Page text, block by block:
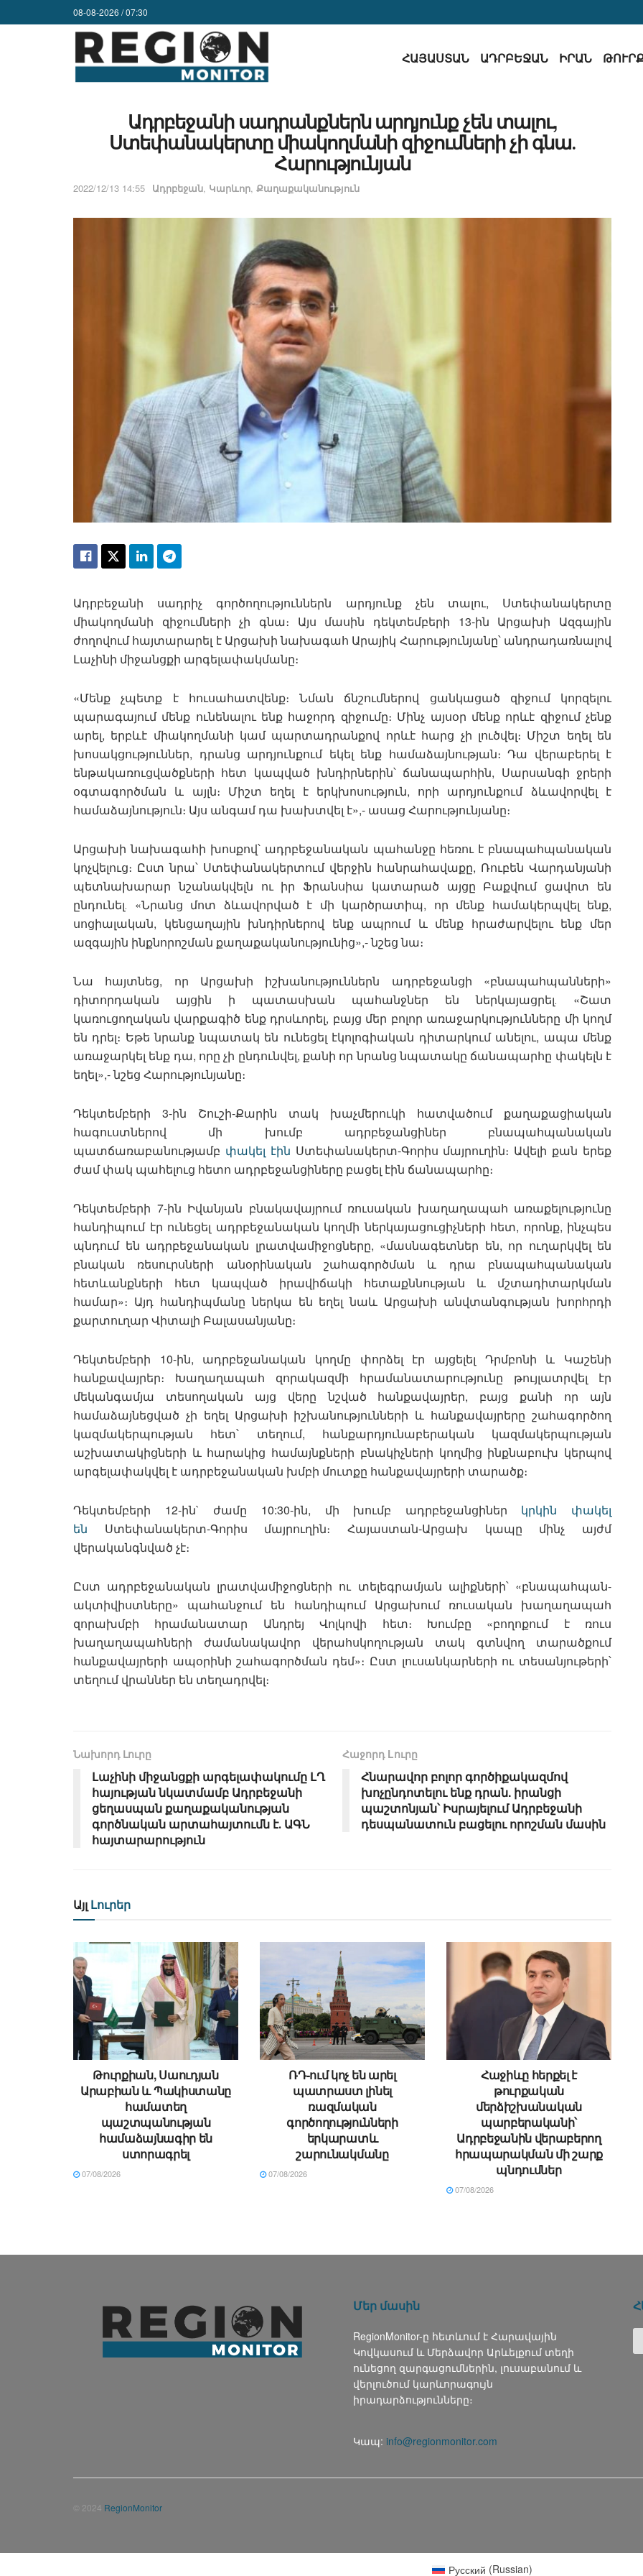
08-08-2026 / 07:30
ՀԱՅԱՍՏԱՆ ԱԴՐԲԵՋԱՆ ԻՐԱՆ
Ադրբեջանի սադրանքներն արդյունք չեն տալու,
Ստեփանակերտը միակողմանի զիջումների չի գնա․
Հարությունյան
2022/12/13 14:55 Ադրբեջան, Կարևոր, Քաղաքականություն
Ադրբեջանի սադրիչ գործողություններն արդյունք չեն տալու, Ստեփանակերտը
միակողմանի զիջումների չի գնա։ Այս մասին դեկտեմբերի 13-ին Արցախի Ազգային
ժողովում հայտարարել է Արցախի նախագահ Արայիկ Հարությունյանը՝ անդրադառնալով
Լաչինի միջանցքի արգելափակմանը։
«Մենք չպետք է հուսահատվենք։ Նման ճնշումներով ցանկացած զիջում կորզելու
պարագայում մենք ունենալու ենք հաջորդ զիջումը։ Մինչ այսօր մենք որևէ զիջում չենք
արել, երբևէ միակողմանի կամ պարտադրանքով որևէ հարց չի լուծվել։ Միշտ եղել են
խոսակցություններ, դրանց արդյունքում եկել ենք համաձայնության։ Դա վերաբերել է
ենթակառուցվածքների հետ կապված խնդիրներին՝ ճանապարհին, Սարսանգի ջրերի
օգտագործման և այլն։ Միշտ եղել է երկխոսություն, որի արդյունքում ձևավորվել է
համաձայնություն։ Այս անգամ դա խախտվել է»,- ասաց Հարությունյանը։
Արցախի նախագահի խոսքով՝ ադրբեջանական պահանջը հեռու է բնապահպանական
կոչվելուց։ Ըստ նրա՝ Ստեփանակերտում վերջին հանրահավաքը, Ռուբեն Վարդանյանի
պետնախարար նշանակվելն ու իր Ֆրանսիա կատարած այցը Բաքվում ցավոտ են
ընդունել․ «Նրանց մոտ ձևավորված է մի կարծրատիպ, որ մենք համակերպվել ենք,
սոցիալական, կենցաղային խնդիրներով ենք ապրում և մենք հրաժարվելու ենք մեր
ազգային ինքնորոշման քաղաքականությունից»,- նշեց նա։
Նա հայտնեց, որ Արցախի իշխանություններն ադրբեջանցի «բնապահպանների»
դիտորդական այցին ի պատասխան պահանջներ են ներկայացրել․ «Շատ
կառուցողական վարքագիծ ենք դրսևորել, բայց մեր բոլոր առաջարկությունները մի կողմ
են դրել։ Եթե նրանք նպատակ են ունեցել էկոլոգիական դիտարկում անելու, ապա մենք
առաջարկել ենք դա, որը չի ընդունվել, քանի որ նրանց նպատակը ճանապարհը փակելն է
եղել»,- նշեց Հարությունյանը։
Դեկտեմբերի 3-ին Շուշի-Քարին տակ խաչմերուկի հատվածում քաղաքացիական
հագուստներով մի խումբ ադրբեջանցիներ բնապահպանական
պատճառաբանությամբ փակել էին Ստեփանակերտ-Գորիս մայրուղին։ Ավելի քան երեք
ժամ փակ պահելուց հետո ադրբեջանցիները բացել էին ճանապարհը։
Դեկտեմբերի 7-ին Իվանյան բնակավայրում ռուսական խաղաղապահ առաքելությունը
հանդիպում էր ունեցել ադրբեջանական կողմի ներկայացուցիչների հետ, որոնք, ինչպես
պնդում են ադրբեջանական լրատվամիջոցները, «մասնագետներ են, որ ուղարկվել են
բնական ռեսուրսների անօրինական շահագործման և դրա բնապահպանական
հետևանքների հետ կապված իրավիճակի հետաքննության և մշտադիտարկման
համար»։ Այդ հանդիպմանը ներկա են եղել նաև Արցախի անվտանգության խորհրդի
քարտուղար Վիտալի Բալասանյանը։
Դեկտեմբերի 10-ին, ադրբեջանական կողմը փորձել էր այցելել Դրմբոնի և Կաշենի
հանքավայրեր։ Խաղաղապահ զորակազմի հրամանատարությունը թույլատրվել էր
մեկանգամյա տեսողական այց վերը նշված հանքավայրեր, բայց քանի որ այն
համաձայնեցված չի եղել Արցախի իշխանությունների և հանքավայրերը շահագործող
կազմակերպության հետ՝ տեղում, հանքարդյունաբերական կազմակերպության
աշխատակիցների և հարակից համայնքների բնակիչների կողմից ինքնաբուխ կերպով
արգելափակվել է ադրբեջանական խմբի մուտքը հանքավայրերի տարածք։
Դեկտեմբերի 12-ին` ժամը 10:30-ին, մի խումբ ադրբեջանցիներ կրկին փակել
են Ստեփանակերտ-Գորիս մայրուղին։ Հայաստան-Արցախ կապը մինչ այժմ
վերականգնված չէ։
Ըստ ադրբեջանական լրատվամիջոցների ու տելեգրամյան ալիքների՝ «բնապահպան-
ակտիվիստները» պահանջում են հանդիպում Արցախում ռուսական խաղաղապահ
զորախմբի հրամանատար Անդրեյ Վոլկովի հետ։ Խումբը «բողոքում է ռուս
խաղաղապահների ժամանակավոր վերահսկողության տակ գտնվող տարածքում
հանքավայրերի ապօրինի շահագործման դեմ»։ Ըստ լուսանկարների ու տեսանյութերի՝
տեղում վրաններ են տեղադրվել։
Նախորդ Լուրը
Լաչինի միջանցքի արգելափակումը ԼՂ
հայության նկատմամբ Ադրբեջանի
ցեղասպան քաղաքականության
գործնական արտահայտումն է․ ԱԳՆ
հայտարարություն
Հաջորդ Lուրը
Հնարավոր բոլոր գործիքակազմով
խոչընդոտելու ենք դրան. իրանցի
պաշտոնյան՝ Իսրայելում Ադրբեջանի
դեսպանատուն բացելու որոշման մասին
Այլ Լուրեր
Թուրքիան, Սաուդյան
Արաբիան և Պակիստանը
համատեղ
պաշտպանության
համաձայնագիր են
ստորագրել
07/08/2026
ՌԴ-ում կոչ են արել
պատրաստ լինել
ռազմական
գործողությունների
երկարատև
շարունակմանը
07/08/2026
Հաջիևը հերքել է
թուրքական
մերձիշխանական
պարբերականի՝
Ադրբեջանին վերաբերող
հրապարակման մի շարք
պնդումներ
07/08/2026
Մեր մասին
RegionMonitor-ը հետևում է Հարավային
Կովկասում և Մերձավոր Արևելքում տեղի
ունեցող զարգացումներին, լուսաբանում և
վերլուծում կարևորագույն
իրադարձությունները։
Կապ: info@regionmonitor.com
© 2024 RegionMonitor
Русский (Russian)